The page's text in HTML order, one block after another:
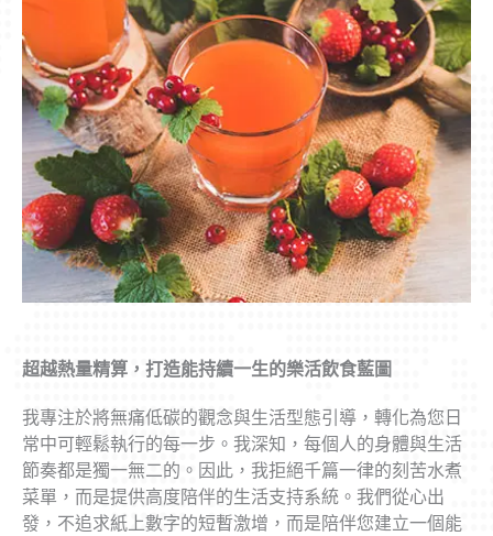
超越熱量精算，打造能持續一生的樂活飲食藍圖
我專注於將無痛低碳的觀念與生活型態引導，轉化為您日
常中可輕鬆執行的每一步。我深知，每個人的身體與生活
節奏都是獨一無二的。因此，我拒絕千篇一律的刻苦水煮
菜單，而是提供高度陪伴的生活支持系統。我們從心出
發，不追求紙上數字的短暫激增，而是陪伴您建立一個能